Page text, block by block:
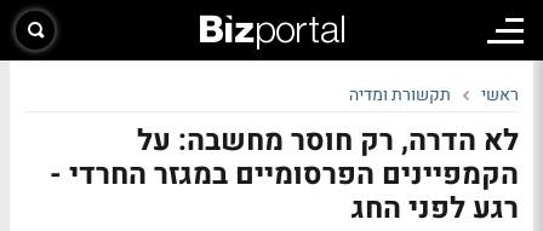
ראשי תקשורת ומדיה
לא הדרה, רק חוסר מחשבה: על
הקמפיינים הפרסומיים במגזר החרדי -
רגע לפני החג